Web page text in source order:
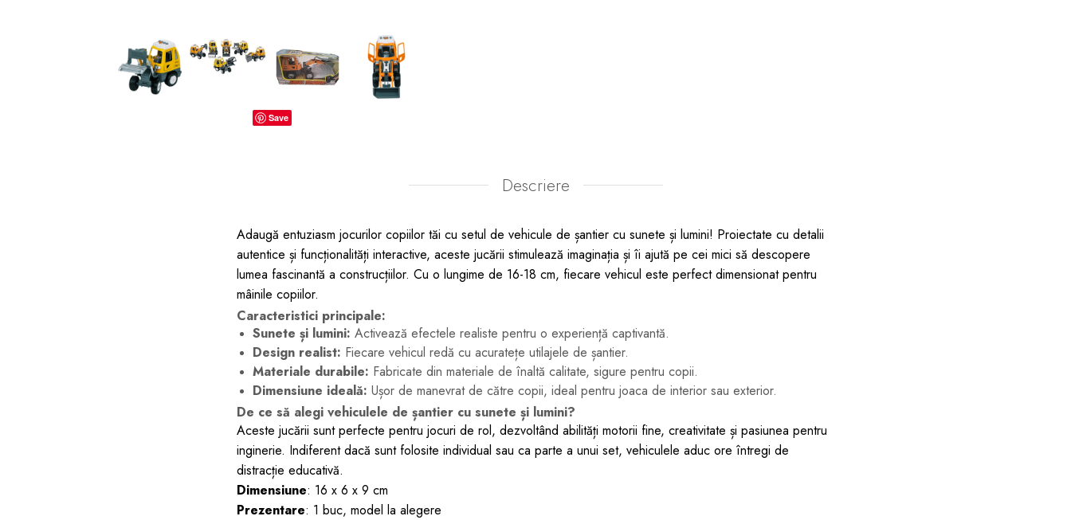
Produse îngrijire copii
Save
Descriere
Adaugă entuziasm jocurilor copiilor tăi cu setul de vehicule de șantier cu sunete și lumini! Proiectate cu detalii
autentice și funcționalități interactive, aceste jucării stimulează imaginația și îi ajută pe cei mici să descopere
lumea fascinantă a construcțiilor. Cu o lungime de 16-18 cm, fiecare vehicul este perfect dimensionat pentru
mâinile copiilor.
Caracteristici principale:
Sunete și lumini: Activează efectele realiste pentru o experiență captivantă.
Design realist: Fiecare vehicul redă cu acuratețe utilajele de șantier.
Materiale durabile: Fabricate din materiale de înaltă calitate, sigure pentru copii.
Dimensiune ideală: Ușor de manevrat de către copii, ideal pentru joaca de interior sau exterior.
De ce să alegi vehiculele de șantier cu sunete și lumini?
Aceste jucării sunt perfecte pentru jocuri de rol, dezvoltând abilități motorii fine, creativitate și pasiunea pentru
inginerie. Indiferent dacă sunt folosite individual sau ca parte a unui set, vehiculele aduc ore întregi de
distracție educativă.
Dimensiune: 16 x 6 x 9 cm
Prezentare: 1 buc, model la alegere